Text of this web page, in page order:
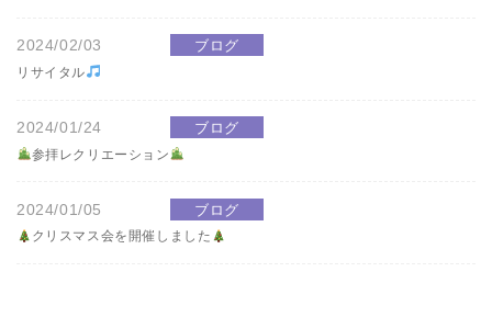
2024/02/03 ブログ
リサイタル
2024/01/24 ブログ
参拝レクリエーション
2024/01/05 ブログ
クリスマス会を開催しました